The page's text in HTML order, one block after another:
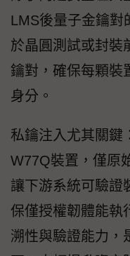
LMS後量子金鑰對
於晶圓測試或封裝
鑰對，確保每顆裝
身分。
私鑰注入尤其關鍵
W77Q裝置，僅原
讓下游系統可驗證
保僅授權韌體能執
溯性與驗證能力，